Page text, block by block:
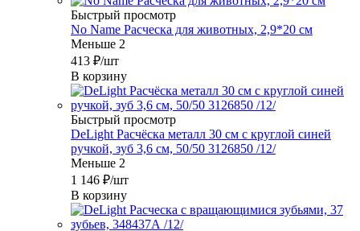
Быстрый просмотр
No Name Расческа для животных, 2,9*20 см
Меньше 2
413 ₽/шт
В корзину
Быстрый просмотр
DeLight Расчёска металл 30 см с круглой синей
ручкой, зуб 3,6 см, 50/50 3126850 /12/
Меньше 2
1 146 ₽/шт
В корзину